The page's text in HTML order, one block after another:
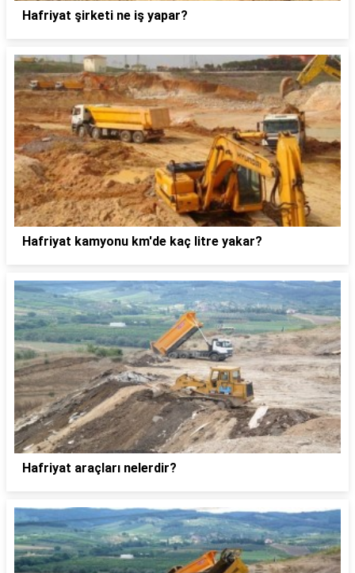
Hafriyat şirketi ne iş yapar?
Hafriyat kamyonu km'de kaç litre yakar?
Hafriyat araçları nelerdir?